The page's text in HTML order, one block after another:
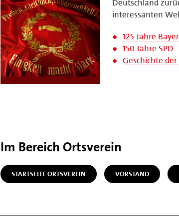
Deutschland
interessanten
125 Jahre
150 Jahre SPD
Geschichte
Im Bereich Ortsverein
STARTSEITE ORTSVEREIN VORSTAND